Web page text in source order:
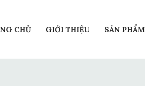
CHỦ GIỚI THIỆU SẢN PHẨM